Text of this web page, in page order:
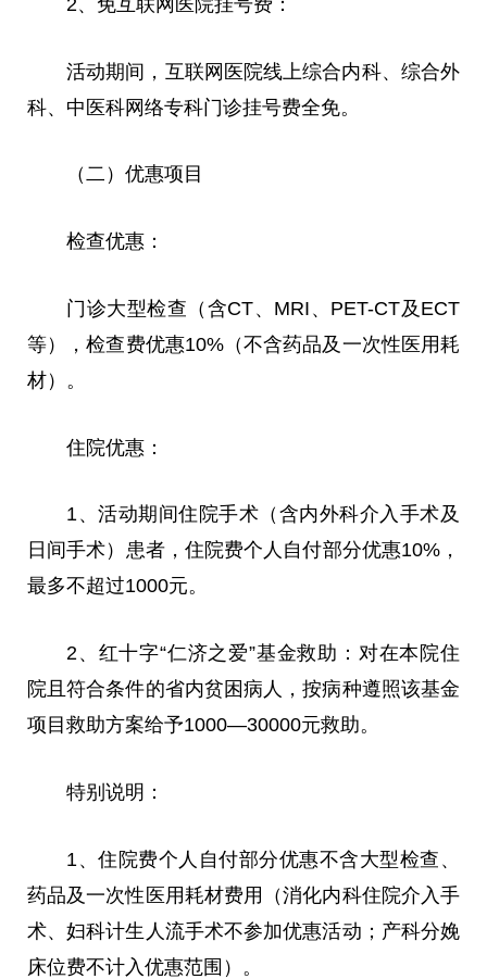
活动期间，互联网医院线上综合内科、综合外
科、中医科网络专科门诊挂号费全免。
（二）优惠项目
检查优惠：
门诊大型检查（含CT、MRI、PET-CT及ECT
等），检查费优惠10%（不含药品及一次性医用耗
材）。
住院优惠：
1、活动期间住院手术（含内外科介入手术及
日间手术）患者，住院费个人自付部分优惠10%，
最多不超过1000元。
2、红十字“仁济之爱”基金救助：对在本院住
院且符合条件的省内贫困病人，按病种遵照该基金
项目救助方案给予1000—30000元救助。
特别说明：
1、住院费个人自付部分优惠不含大型检查、
药品及一次性医用耗材费用（消化内科住院介入手
术、妇科计生人流手术不参加优惠活动；产科分娩
床位费不计入优惠范围）。